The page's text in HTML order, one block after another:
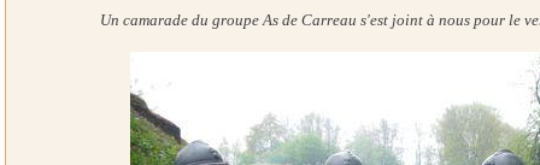
Un camarade du groupe As de Carreau s'est joint à nous pour le